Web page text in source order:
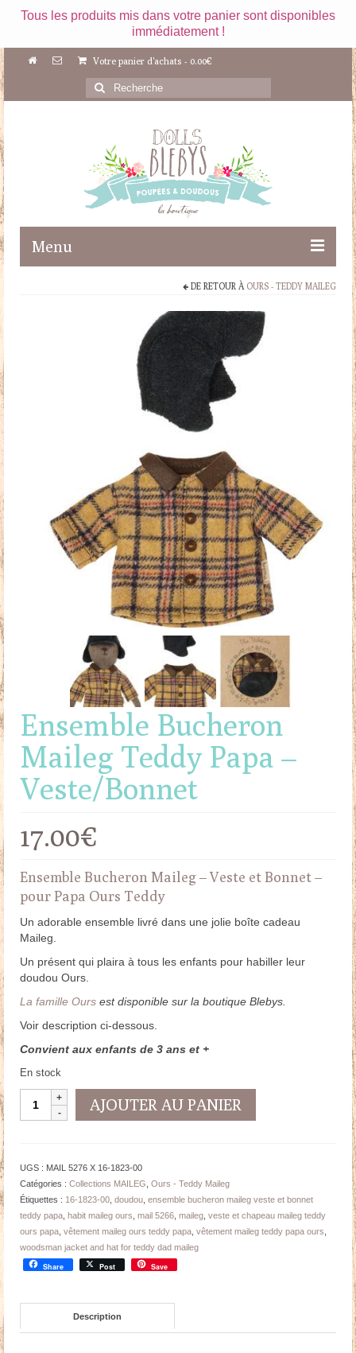
Tous les produits mis dans votre panier sont disponibles
immédiatement !
Votre panier d'achats - 0.00€
Rechercher
:
Menu
Mobilier & Accessoires
Panier
DE RETOUR À OURS - TEDDY MAILEG
Ensemble Bucheron
Maileg Teddy Papa –
Veste/Bonnet
17.00€
Ensemble Bucheron Maileg – Veste et Bonnet –
pour Papa Ours Teddy
Un adorable ensemble livré dans une jolie boîte cadeau
Maileg.
Un présent qui plaira à tous les enfants pour habiller leur
doudou Ours.
La famille Ours est disponible sur la boutique Blebys.
Voir description ci-dessous.
Convient aux enfants de 3 ans et +
En stock
quantité
Papa
Veste/Bonnet
AJOUTER AU PANIER
UGS : MAIL 5276 X 16-1823-00
Catégories : Collections MAILEG Ours - Teddy Maileg
Étiquettes : 16-1823-00 doudou ensemble bucheron maileg veste et bonnet
teddy papa habit maileg ours mail 5266 maileg veste et chapeau maileg teddy
ours papa vêtement maileg ours teddy papa vêtement maileg teddy papa ours
woodsman jacket and hat for teddy dad maileg
Share Post Save
Description